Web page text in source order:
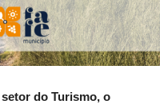
do Turismo, o